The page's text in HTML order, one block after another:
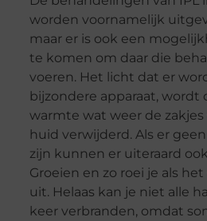
worden voornamelijk
maar er is ook een
te komen om daar die
voeren. Het licht dat er
bijzondere apparaat, wordt
warmte wat weer de zakjes
huid verwijderd. Als er
zijn kunnen er uiteraard
Groeien en zo roei je als
uit. Helaas kan je niet alle
keer verbranden, omdat